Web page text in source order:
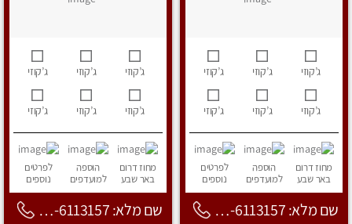
ג’קוזי ג’קוזי ג’קוזי
ג’קוזי ג’קוזי ג’קוזי
מחוז דרום
באר שבע
הוספה
למועדפים
לפרטים
נוספים
שם מלא: 053-6113157
ג’קוזי ג’קוזי ג’קוזי
ג’קוזי ג’קוזי ג’קוזי
מחוז דרום
באר שבע
הוספה
למועדפים
לפרטים
נוספים
שם מלא: 053-6113157